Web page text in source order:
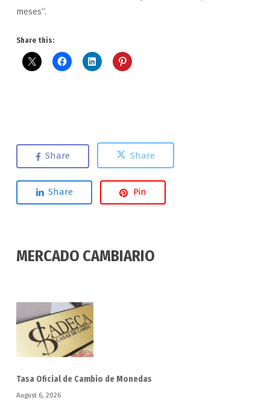
meses”.
Share this:
Share Share
Share Pin
MERCADO CAMBIARIO
Tasa Oficial de Cambio de Monedas
August 6, 2026